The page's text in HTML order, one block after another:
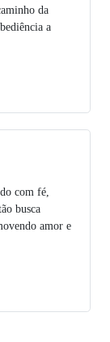
da
a
com fé,
busca
amor e